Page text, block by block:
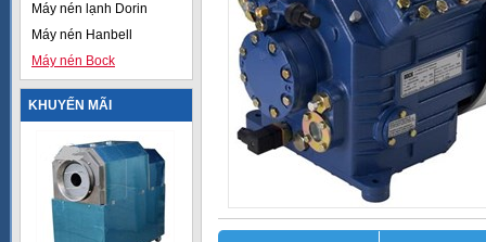
Máy nén lạnh Dorin
Máy nén Hanbell
Máy nén Bock
KHUYẾN MÃI